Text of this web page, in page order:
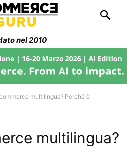
nel 2010
multilingua? Perché è
multilingua?